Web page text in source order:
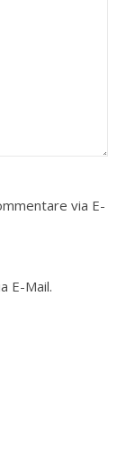
via E-
E-Mail.